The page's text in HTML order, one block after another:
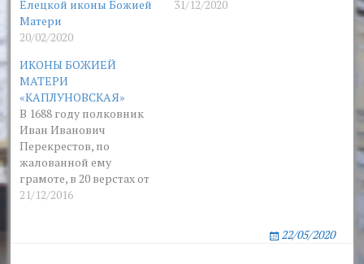
Елецкой иконы Божией
Матери
20/02/2020
31/12/2020
ИКОНЫ БОЖИЕЙ
МАТЕРИ
«КАПЛУНОВСКАЯ»
В 1688 году полковник
Иван Иванович
Перекрестов, по
жалованной ему
грамоте, в 20 верстах от
города Ахтырки на реке
21/12/2016
22/05/2020